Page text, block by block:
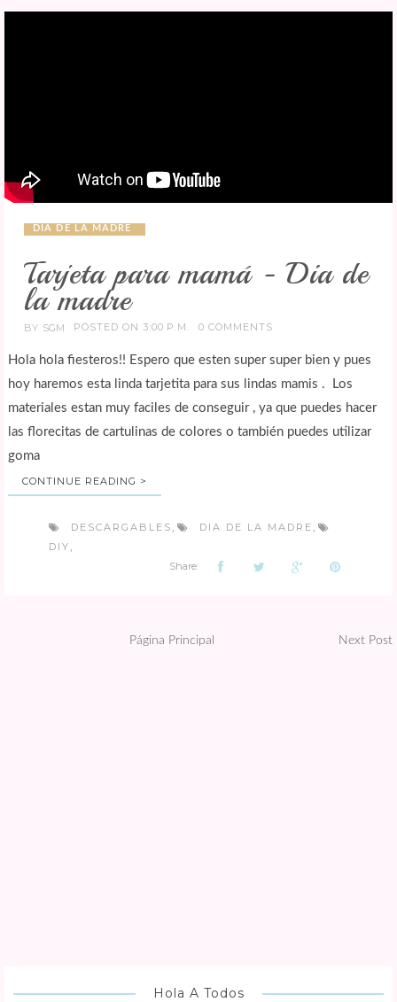
DIA DE LA MADRE
Tarjeta para mamá - Dia de
la madre
BY SGM POSTED ON 3:00 P.M. 0 COMMENTS
Hola hola fiesteros!! Espero que esten super super bien y pues
hoy haremos esta linda tarjetita para sus lindas mamis . Los
materiales estan muy faciles de conseguir , ya que puedes hacer
las florecitas de cartulinas de colores o también puedes utilizar
goma
CONTINUE READING >
DESCARGABLES DIA DE LA MADRE
DIY
Share:
Página Principal Next Post
Hola A Todos